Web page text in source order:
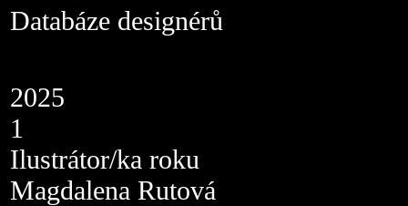
Databáze designérů
2025
1
Ilustrátor/ka roku
Magdalena Rutová